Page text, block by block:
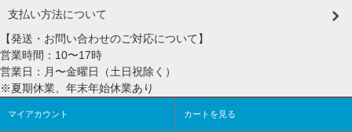
支払い方法について
【発送・お問い合わせのご対応について】
営業時間：10〜17時
営業日：月〜金曜日（土日祝除く）
※夏期休業、年末年始休業あり
マイアカウント カートを見る